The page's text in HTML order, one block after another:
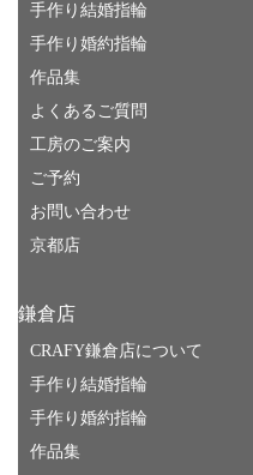
手作り結婚指輪
手作り婚約指輪
作品集
よくあるご質問
工房のご案内
ご予約
お問い合わせ
京都店
鎌倉店
CRAFY鎌倉店について
手作り結婚指輪
手作り婚約指輪
作品集